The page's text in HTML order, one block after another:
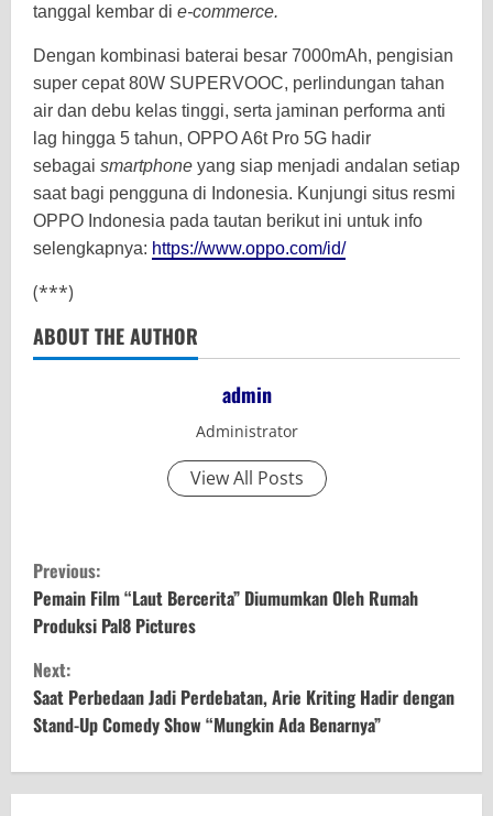
tanggal kembar di e-commerce.
Dengan kombinasi baterai besar 7000mAh, pengisian
super cepat 80W SUPERVOOC, perlindungan tahan
air dan debu kelas tinggi, serta jaminan performa anti
lag hingga 5 tahun, OPPO A6t Pro 5G hadir
sebagai smartphone yang siap menjadi andalan setiap
saat bagi pengguna di Indonesia. Kunjungi situs resmi
OPPO Indonesia pada tautan berikut ini untuk info
selengkapnya: https://www.oppo.com/id/
(***)
ABOUT THE AUTHOR
admin
Administrator
View All Posts
C
o
n
t
i
n
Previous:
Pemain Film “Laut Bercerita” Diumumkan Oleh Rumah
Produksi Pal8 Pictures
Next:
Saat Perbedaan Jadi Perdebatan, Arie Kriting Hadir dengan
Stand-Up Comedy Show “Mungkin Ada Benarnya”